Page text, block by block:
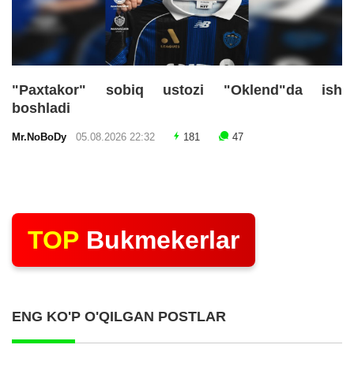
"Paxtakor" sobiq ustozi "Oklend"da ish
boshladi
Mr.NoBoDy 05.08.2026 22:32 181 47
TOP Bukmekerlar
ENG KO'P O'QILGAN POSTLAR